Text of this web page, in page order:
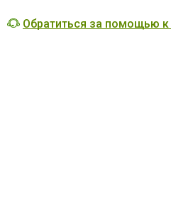
Обратиться за помощью к